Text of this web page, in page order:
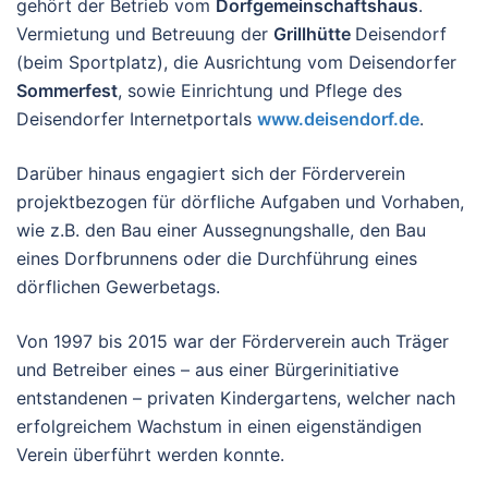
gehört der Betrieb vom Dorfgemeinschaftshaus.
Vermietung und Betreuung der Grillhütte Deisendorf
(beim Sportplatz), die Ausrichtung vom Deisendorfer
Sommerfest, sowie Einrichtung und Pflege des
Deisendorfer Internetportals www.deisendorf.de.
Darüber hinaus engagiert sich der Förderverein
projektbezogen für dörfliche Aufgaben und Vorhaben,
wie z.B. den Bau einer Aussegnungshalle, den Bau
eines Dorfbrunnens oder die Durchführung eines
dörflichen Gewerbetags.
Von 1997 bis 2015 war der Förderverein auch Träger
und Betreiber eines – aus einer Bürgerinitiative
entstandenen – privaten Kindergartens, welcher nach
erfolgreichem Wachstum in einen eigenständigen
Verein überführt werden konnte.